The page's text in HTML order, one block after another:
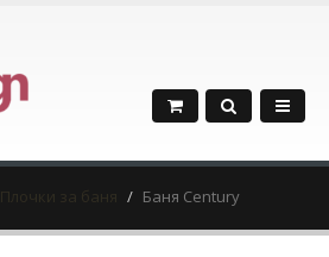
Плочки за баня Баня Century